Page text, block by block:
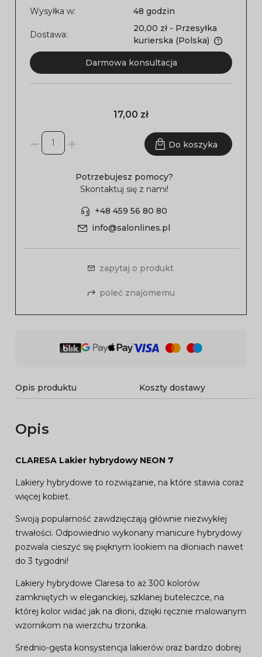
Wysyłka w:
48 godzin
Dostawa:
20,00 zł - Przesyłka
kurierska (Polska)
Darmowa konsultacja
17,00 zł
Do koszyka
Potrzebujesz pomocy?
Skontaktuj się z nami!
+48 459 56 80 80
info@salonlines.pl
zapytaj o produkt
poleć znajomemu
Opis produktu Koszty dostawy
Opis
CLARESA Lakier hybrydowy NEON 7
Lakiery hybrydowe to rozwiązanie, na które stawia coraz
więcej kobiet.
Swoją popularność zawdzięczają głównie niezwykłej
trwałości. Odpowiednio wykonany manicure hybrydowy
pozwala cieszyć się pięknym lookiem na dłoniach nawet
do 3 tygodni!
Lakiery hybrydowe Claresa to aż 300 kolorów
zamkniętych w eleganckiej, szklanej buteleczce, na
której kolor widać jak na dłoni, dzięki ręcznie malowanym
wzornikom na wierzchu trzonka.
Średnio-gęsta konsystencja lakierów oraz bardzo dobrej